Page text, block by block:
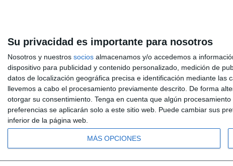
Su privacidad es importante para nosotros
Nosotros y nuestros socios almacenamos y/o accedemos a
dispositivo para publicidad y contenido personalizado, medición de
datos de localización geográfica precisa e identificación mediante
llevemos a cabo el procesamiento previamente descrito. De forma
otorgar su consentimiento. Tenga en cuenta que algún
preferencias se aplicarán solo a este sitio web. Puede cambiar sus
inferior de la página web.
MÁS OPCIONES
Hemeroteca Mijas 3.40 TV a la carta